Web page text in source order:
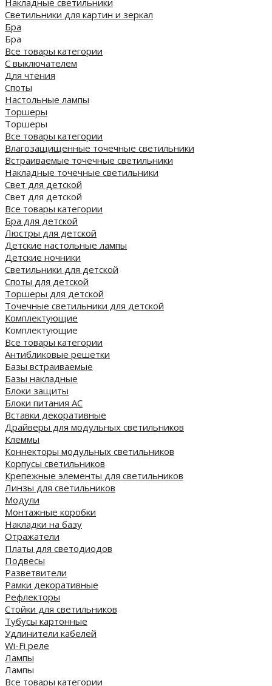
Светильники для картин и зеркал
Бра
Бра
Все товары категории
С выключателем
Для чтения
Споты
Настольные лампы
Торшеры
Торшеры
Все товары категории
Влагозащищенные точечные светильники
Встраиваемые точечные светильники
Накладные точечные светильники
Свет для детской
Свет для детской
Все товары категории
Бра для детской
Люстры для детской
Детские настольные лампы
Детские ночники
Светильники для детской
Споты для детской
Торшеры для детской
Точечные светильники для детской
Комплектующие
Комплектующие
Все товары категории
Антибликовые решетки
Базы встраиваемые
Базы накладные
Блоки защиты
Блоки питания AC
Вставки декоративные
Драйверы для модульных светильников
Клеммы
Коннекторы модульных светильников
Корпусы светильников
Крепежные элементы для светильников
Линзы для светильников
Модули
Монтажные коробки
Накладки на базу
Отражатели
Платы для светодиодов
Подвесы
Разветвители
Рамки декоративные
Рефлекторы
Стойки для светильников
Тубусы картонные
Удлинители кабелей
Wi-Fi реле
Лампы
Лампы
Все товары категории